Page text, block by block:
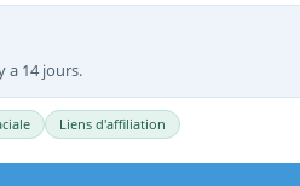
a 14 jours.
Liens d'affiliation